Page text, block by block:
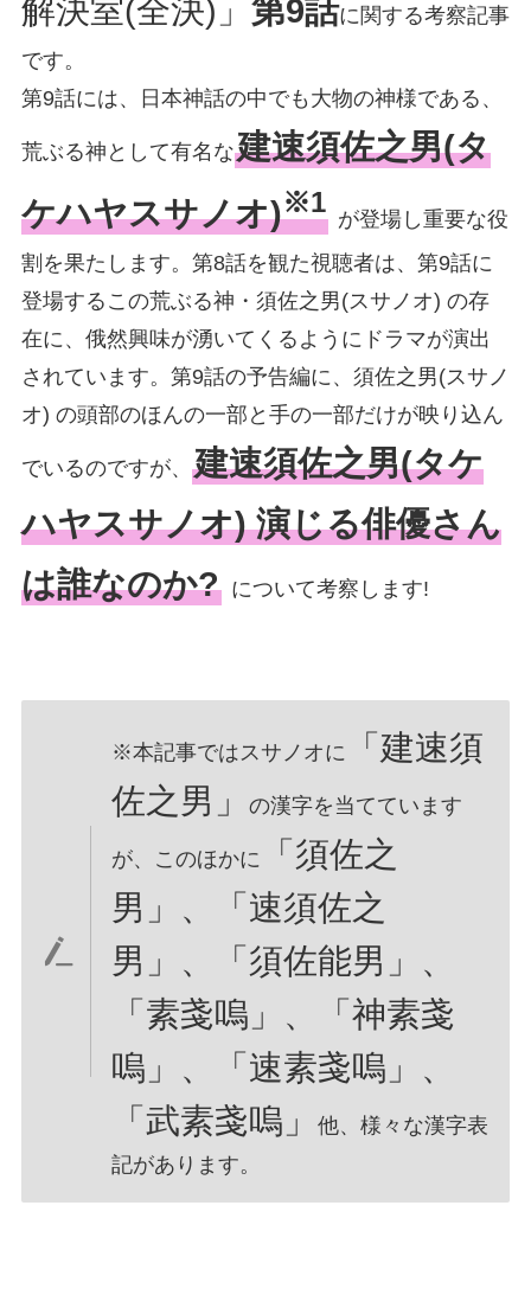
解決室(全決)」 第9話に関する考察記事
です。
第9話には、日本神話の中でも大物の神様である、
荒ぶる神として有名な建速須佐之男(タ
ケハヤスサノオ)※1 が登場し重要な役
割を果たします。第8話を観た視聴者は、第9話に
登場するこの荒ぶる神・須佐之男(スサノオ) の存
在に、俄然興味が湧いてくるようにドラマが演出
されています。第9話の予告編に、須佐之男(スサノ
オ) の頭部のほんの一部と手の一部だけが映り込ん
でいるのですが、 建速須佐之男(タケ
ハヤスサノオ) 演じる俳優さん
は誰なのか? について考察します!
※本記事ではスサノオに
「建速須
佐之男」の漢字を当てています
が、このほかに
「須佐之
男」、「速須佐之
男」、「須佐能男」、
「素戔嗚」、「神素戔
嗚」、「速素戔嗚」、
「武素戔嗚」他、様々な漢字表
記があります。